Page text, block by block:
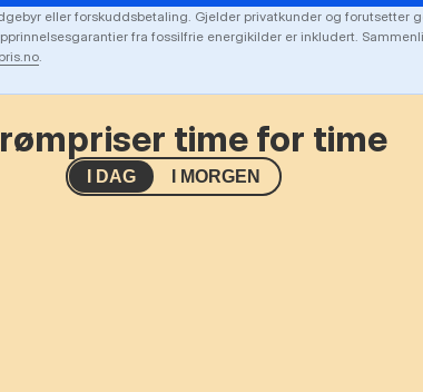
eller forskuddsbetaling. Gjelder privatkunder og forutsetter
fra fossilfrie energikilder er inkludert.
.
time for time
I DAG I MORGEN